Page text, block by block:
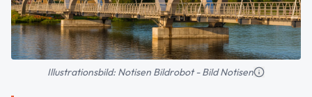
Illustrationsbild: Notisen Bildrobot - Bild Notisen